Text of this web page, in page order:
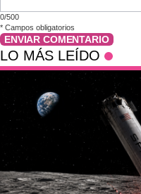
0/500
* Campos obligatorios
ENVIAR COMENTARIO
LO MÁS LEÍDO